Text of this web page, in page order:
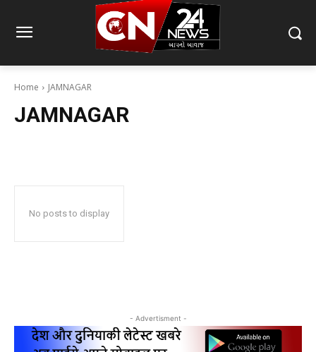
Home JAMNAGAR
JAMNAGAR
No posts to display
- Advertisment -